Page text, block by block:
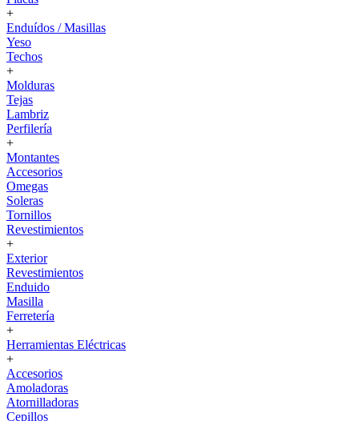
+
Enduídos / Masillas
Yeso
Techos
+
Molduras
Tejas
Lambriz
Perfilería
+
Montantes
Accesorios
Omegas
Soleras
Tornillos
Revestimientos
+
Exterior
Revestimientos
Enduido
Masilla
Ferretería
+
Herramientas Eléctricas
+
Accesorios
Amoladoras
Atornilladoras
Cepillos